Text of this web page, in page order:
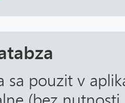
sa pouzit v